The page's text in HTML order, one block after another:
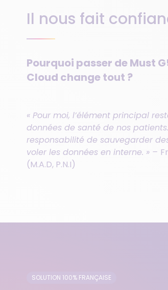
Il nous fait
Pourquoi passer de Must
Cloud change tout ?
« Pour moi, l’élément principal
données de santé de nos
responsabilité de sauvegarder
voler les données en interne. » –
(M.A.D, P.N.I)
SOLUTION 100% FRANÇAISE